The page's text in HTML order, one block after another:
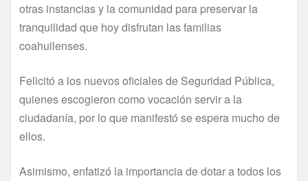
otras instancias y la comunidad para preservar la
tranquilidad que hoy disfrutan las familias
coahuilenses.
Felicitó a los nuevos oficiales de Seguridad Pública,
quienes escogieron como vocación servir a la
ciudadanía, por lo que manifestó se espera mucho de
ellos.
Asimismo, enfatizó la importancia de dotar a todos los